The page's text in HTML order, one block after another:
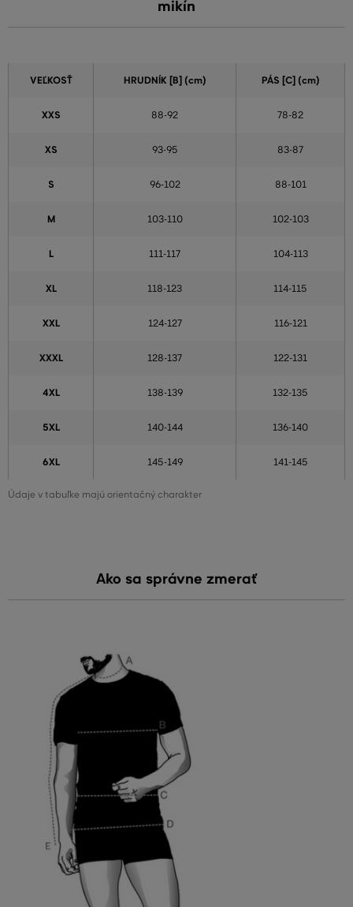
mikín
Údaje v tabuľke majú orientačný charakter
VEĽKOSŤ HRUDNÍK [B] (cm) PÁS [C] (cm)
XXS 88-92 78-82
XS 93-95 83-87
S 96-102 88-101
M 103-110 102-103
L 111-117 104-113
XL 118-123 114-115
XXL 124-127 116-121
XXXL 128-137 122-131
4XL 138-139 132-135
5XL 140-144 136-140
6XL 145-149 141-145
Ako sa správne zmerať